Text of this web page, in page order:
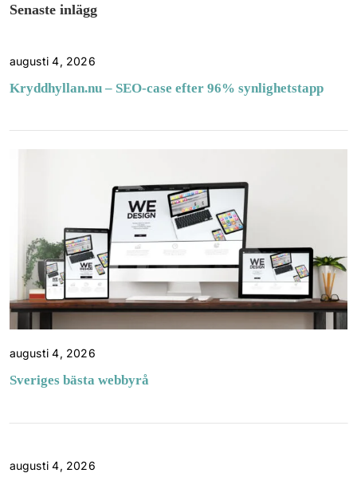
Senaste inlägg
augusti 4, 2026
Kryddhyllan.nu – SEO-case efter 96% synlighetstapp
augusti 4, 2026
Sveriges bästa webbyrå
augusti 4, 2026